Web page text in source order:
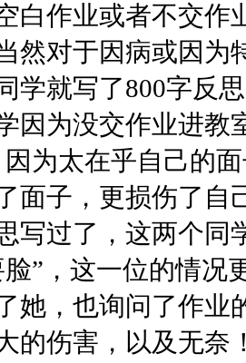
白作业或者不交作
然对于因病或因为
学就写了800字反
因为没交作业进教
因为太在乎自己的
面子，更损伤了自
写过了，这两个同
”，这一位的情况
她，也询问了作业
的伤害，以及无奈